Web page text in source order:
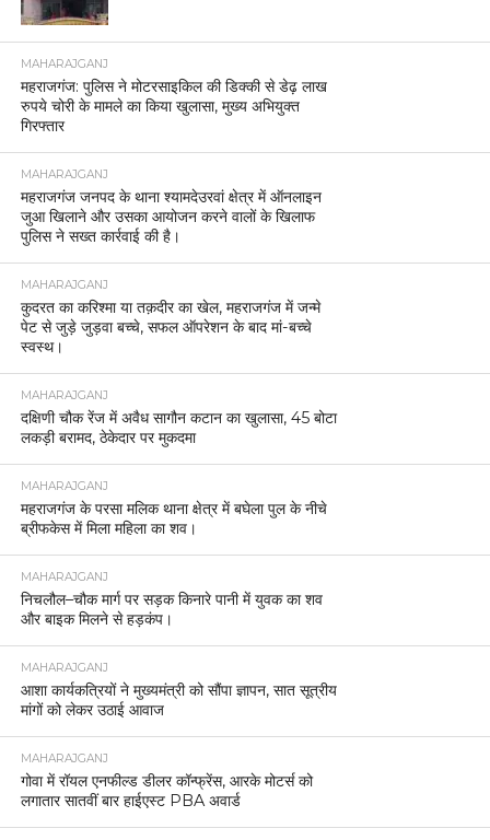
MAHARAJGANJ
महराजगंज: पुलिस ने मोटरसाइकिल की डिक्की से डेढ़ लाख
रुपये चोरी के मामले का किया खुलासा, मुख्य अभियुक्त
गिरफ्तार
MAHARAJGANJ
महराजगंज जनपद के थाना श्यामदेउरवां क्षेत्र में ऑनलाइन
जुआ खिलाने और उसका आयोजन करने वालों के खिलाफ
पुलिस ने सख्त कार्रवाई की है।
MAHARAJGANJ
कुदरत का करिश्मा या तक़दीर का खेल, महराजगंज में जन्मे
पेट से जुड़े जुड़वा बच्चे, सफल ऑपरेशन के बाद मां-बच्चे
स्वस्थ।
MAHARAJGANJ
दक्षिणी चौक रेंज में अवैध सागौन कटान का खुलासा, 45 बोटा
लकड़ी बरामद, ठेकेदार पर मुकदमा
MAHARAJGANJ
महराजगंज के परसा मलिक थाना क्षेत्र में बघेला पुल के नीचे
ब्रीफकेस में मिला महिला का शव।
MAHARAJGANJ
निचलौल–चौक मार्ग पर सड़क किनारे पानी में युवक का शव
और बाइक मिलने से हड़कंप।
MAHARAJGANJ
आशा कार्यकत्रियों ने मुख्यमंत्री को सौंपा ज्ञापन, सात सूत्रीय
मांगों को लेकर उठाई आवाज
MAHARAJGANJ
गोवा में रॉयल एनफील्ड डीलर कॉन्फ्रेंस, आरके मोटर्स को
लगातार सातवीं बार हाईएस्ट PBA अवार्ड